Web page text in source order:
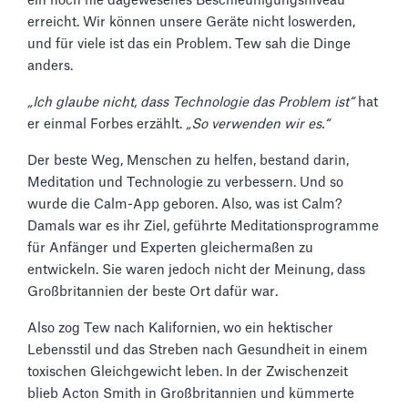
erreicht. Wir können unsere Geräte nicht loswerden,
und für viele ist das ein Problem. Tew sah die Dinge
anders.
„Ich glaube nicht, dass Technologie das Problem ist“hat
er einmal Forbes erzählt. „So verwenden wir es.“
Der beste Weg, Menschen zu helfen, bestand darin,
Meditation und Technologie zu verbessern. Und so
wurde die Calm-App geboren. Also, was ist Calm?
Damals war es ihr Ziel, geführte Meditationsprogramme
für Anfänger und Experten gleichermaßen zu
entwickeln. Sie waren jedoch nicht der Meinung, dass
Großbritannien der beste Ort dafür war.
Also zog Tew nach Kalifornien, wo ein hektischer
Lebensstil und das Streben nach Gesundheit in einem
toxischen Gleichgewicht leben. In der Zwischenzeit
blieb Acton Smith in Großbritannien und kümmerte